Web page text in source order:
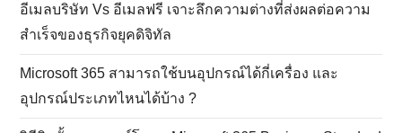
อีเมลบริษัท Vs อีเมลฟรี เจาะลึกความต่างที่ส่งผลต่อความ
สำเร็จของธุรกิจยุคดิจิทัล
Microsoft 365 สามารถใช้บนอุปกรณ์ได้กี่เครื่อง และ
อุปกรณ์ประเภทไหนได้บ้าง ?